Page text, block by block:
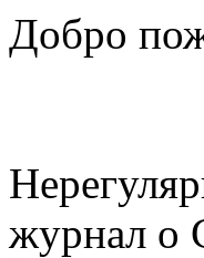
Добро
журнал о